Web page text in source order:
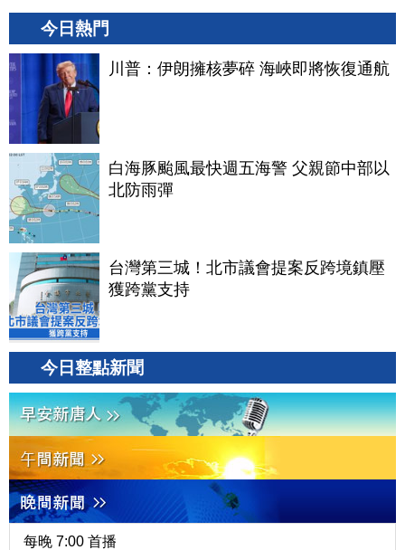
今日熱門
川普：伊朗擁核夢碎 海峽即將恢復通航
白海豚颱風最快週五海警 父親節中部以
北防雨彈
台灣第三城！北市議會提案反跨境鎮壓
獲跨黨支持
今日整點新聞
每晚 7:00 首播